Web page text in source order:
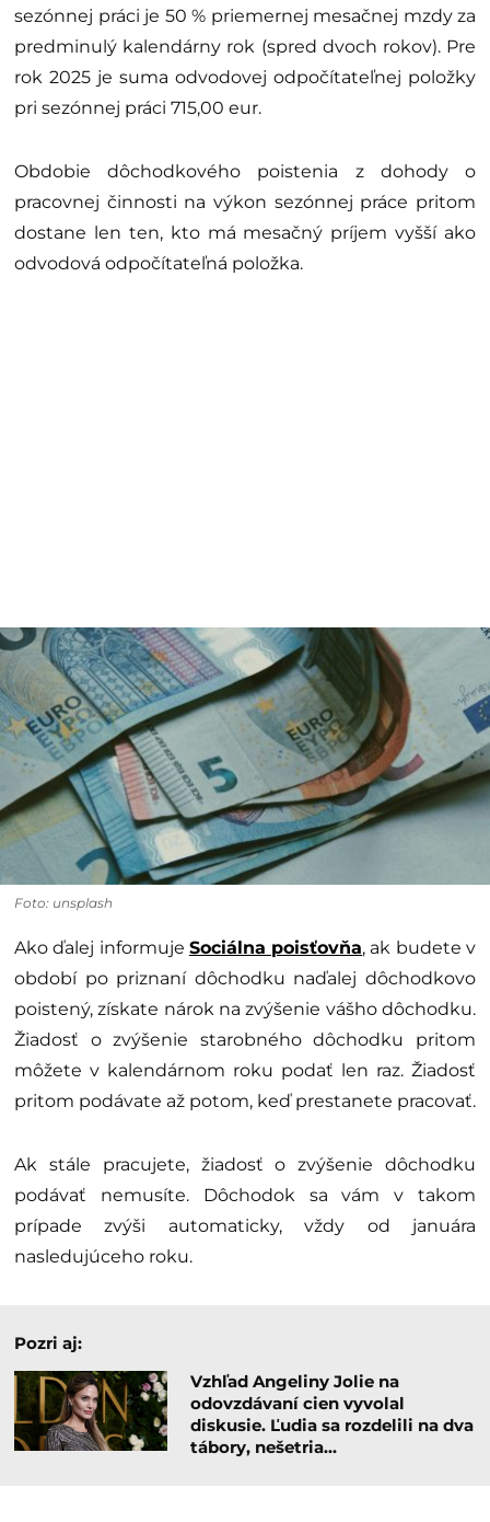
sezónnej práci je 50 % priemernej mesačnej mzdy za
predminulý kalendárny rok (spred dvoch rokov). Pre
rok 2025 je suma odvodovej odpočítateľnej položky
pri sezónnej práci 715,00 eur.
Obdobie dôchodkového poistenia z dohody o
pracovnej činnosti na výkon sezónnej práce pritom
dostane len ten, kto má mesačný príjem vyšší ako
odvodová odpočítateľná položka.
Foto: unsplash
Ako ďalej informuje Sociálna poisťovňa, ak budete v
období po priznaní dôchodku naďalej dôchodkovo
poistený, získate nárok na zvýšenie vášho dôchodku.
Žiadosť o zvýšenie starobného dôchodku pritom
môžete v kalendárnom roku podať len raz. Žiadosť
pritom podávate až potom, keď prestanete pracovať.
Ak stále pracujete, žiadosť o zvýšenie dôchodku
podávať nemusíte. Dôchodok sa vám v takom
prípade zvýši automaticky, vždy od januára
nasledujúceho roku.
Pozri aj:
Vzhľad Angeliny Jolie na
odovzdávaní cien vyvolal
diskusie. Ľudia sa rozdelili na dva
tábory, nešetria…